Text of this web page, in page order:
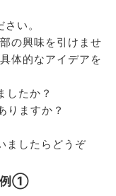
い。
の興味を引けませ
体的なアイデアを
したか？
りますか？
ましたらどうぞ
例①